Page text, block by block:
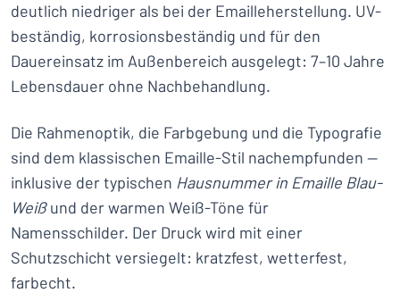
deutlich niedriger als bei der Emailleherstellung. UV-
beständig, korrosionsbeständig und für den
Dauereinsatz im Außenbereich ausgelegt: 7–10 Jahre
Lebensdauer ohne Nachbehandlung.
Die Rahmenoptik, die Farbgebung und die Typografie
sind dem klassischen Emaille-Stil nachempfunden —
inklusive der typischen Hausnummer in Emaille Blau-
Weißund der warmen Weiß-Töne für
Namensschilder. Der Druck wird mit einer
Schutzschicht versiegelt: kratzfest, wetterfest,
farbecht.